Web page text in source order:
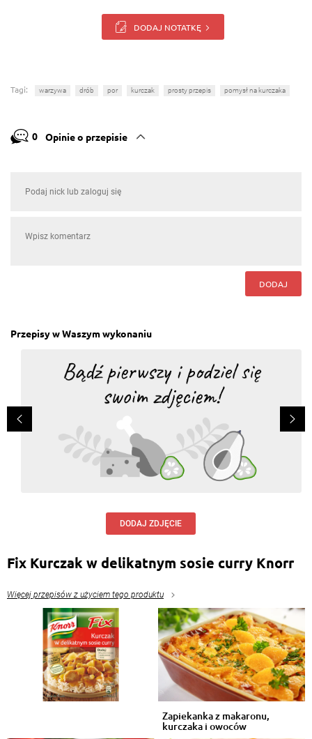
DODAJ NOTATKĘ
Tagi: warzywa drób por kurczak prosty przepis pomysł na kurczaka
0 Opinie o przepisie
DODAJ
Przepisy w Waszym wykonaniu
DODAJ ZDJĘCIE
Fix Kurczak w delikatnym sosie curry Knorr
Więcej przepisów z użyciem tego produktu
Zapiekanka z makaronu,
kurczaka i owoców